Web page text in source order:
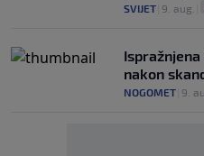
SVIJET 9. aug.
nakon
NOGOMET 9.